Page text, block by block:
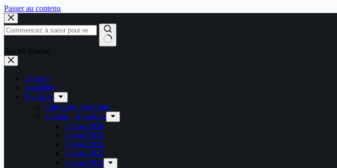
Passer au contenu
Aucun résultat
Accueil
Actualités
Tourisme
Calendrier Tourisme
Saisons – Tourisme
Saison 2026
Saison 2025
Saison 2024
Saison 2023
Saison 2022